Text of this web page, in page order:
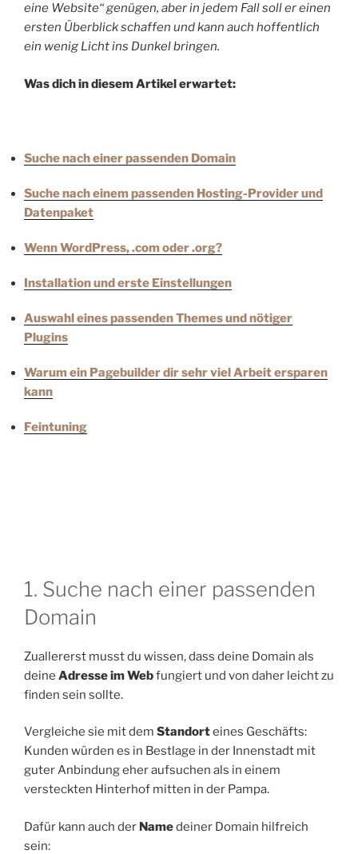
eine Website“ genügen, aber in jedem Fall soll er einen
ersten Überblick schaffen und kann auch hoffentlich
ein wenig Licht ins Dunkel bringen.
Was dich in diesem Artikel erwartet:
Suche nach einer passenden Domain
Suche nach einem passenden Hosting-Provider und
Datenpaket
Wenn WordPress, .com oder .org?
Installation und erste Einstellungen
Auswahl eines passenden Themes und nötiger
Plugins
Warum ein Pagebuilder dir sehr viel Arbeit ersparen
kann
Feintuning
1. Suche nach einer passenden
Domain
Zuallererst musst du wissen, dass deine Domain als
deine Adresse im Webfungiert und von daher leicht zu
finden sein sollte.
Vergleiche sie mit dem Standorteines Geschäfts:
Kunden würden es in Bestlage in der Innenstadt mit
guter Anbindung eher aufsuchen als in einem
versteckten Hinterhof mitten in der Pampa.
Dafür kann auch der Namedeiner Domain hilfreich
sein: